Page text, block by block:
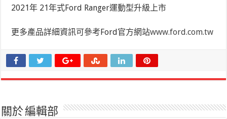
2021年 21年式Ford Ranger運動型升級上市
更多產品詳細資訊可參考Ford官方網站www.ford.com.tw
關於 編輯部